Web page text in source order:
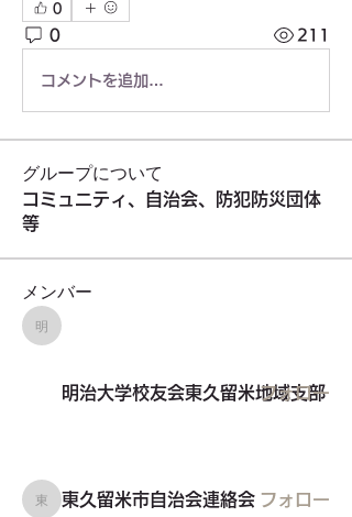
0
0 211
コメントを追加…
グループについて
コミュニティ、自治会、防犯防災団体
等
メンバー
明治大学校友会東久留米地域支部
明治大学校友会東久留米地域支部
フォロー
東久留米市自治会連絡会
東久留米市自治会連絡会 フォロー